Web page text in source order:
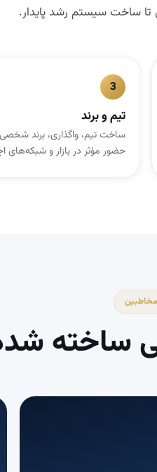
ساخت سیستم رشد پایدار.
تیم و برند
ساخت تیم، واگذاری، برند
حضور مؤثر در بازار و شبکه‌های
مخاطبین
ساخته